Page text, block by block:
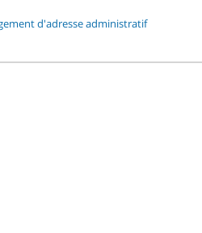
d'adresse administratif